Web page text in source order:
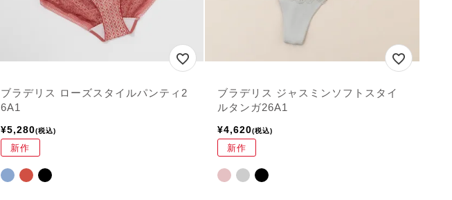
ブラデリス ローズスタイルパンティ2
6A1
¥5,280 税込
新作
ブラデリス ジャスミンソフトスタイ
ルタンガ26A1
¥4,620 税込
新作